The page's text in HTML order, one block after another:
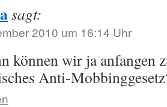
sagt:
2010 um 16:14 Uhr
können wir ja anfangen
Anti-